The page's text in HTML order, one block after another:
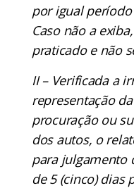
por igual
Caso não a
praticado e não
II – Verificada a
representação
procuração ou
dos autos, o
para julgamento
de 5 (cinco) dias